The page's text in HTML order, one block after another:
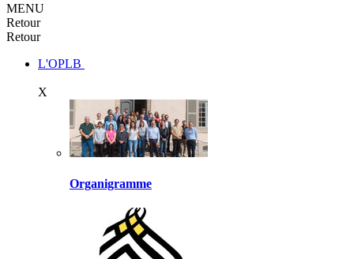
MENU
Retour
Retour
L'OPLB
X
Organigramme